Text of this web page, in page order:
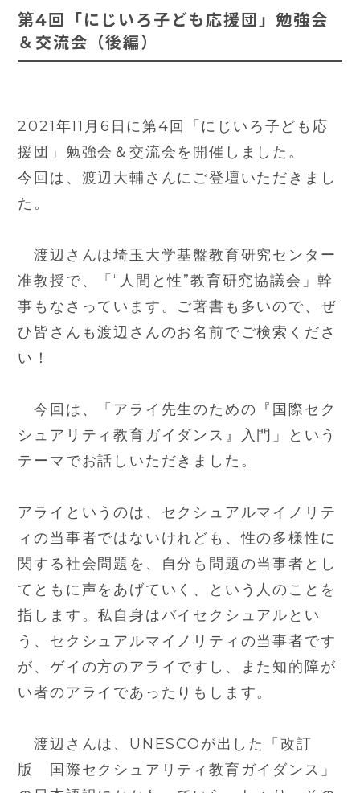
第4回「にじいろ子ども応援団」勉強会
＆交流会（後編）
2021年11月6日に第4回「にじいろ子ども応
援団」勉強会＆交流会を開催しました。
今回は、渡辺大輔さんにご登壇いただきまし
た。
渡辺さんは埼玉大学基盤教育研究センター
准教授で、「“人間と性”教育研究協議会」幹
事もなさっています。ご著書も多いので、ぜ
ひ皆さんも渡辺さんのお名前でご検索くださ
い！
今回は、「アライ先生のための『国際セク
シュアリティ教育ガイダンス』入門」という
テーマでお話しいただきました。
アライというのは、セクシュアルマイノリテ
ィの当事者ではないけれども、性の多様性に
関する社会問題を、自分も問題の当事者とし
てともに声をあげていく、という人のことを
指します。私自身はバイセクシュアルとい
う、セクシュアルマイノリティの当事者です
が、ゲイの方のアライですし、また知的障が
い者のアライであったりもします。
渡辺さんは、UNESCOが出した「改訂
版 国際セクシュアリティ教育ガイダンス」